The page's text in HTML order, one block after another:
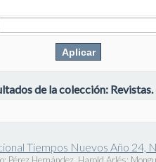
de la colección: Revistas.
Tiempos Nuevos Año 24,